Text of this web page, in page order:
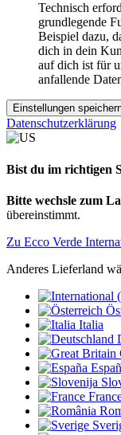
Technisch
grundlegende
Beispiel dazu,
dich in dein
auf dich ist für
anfallende
Einstellungen
Datenschutzerklärung
Bist du im richtigen
Bitte wechsle zum
übereinstimmt.
Zu Ecco Verde
Anderes Lieferland
Italia